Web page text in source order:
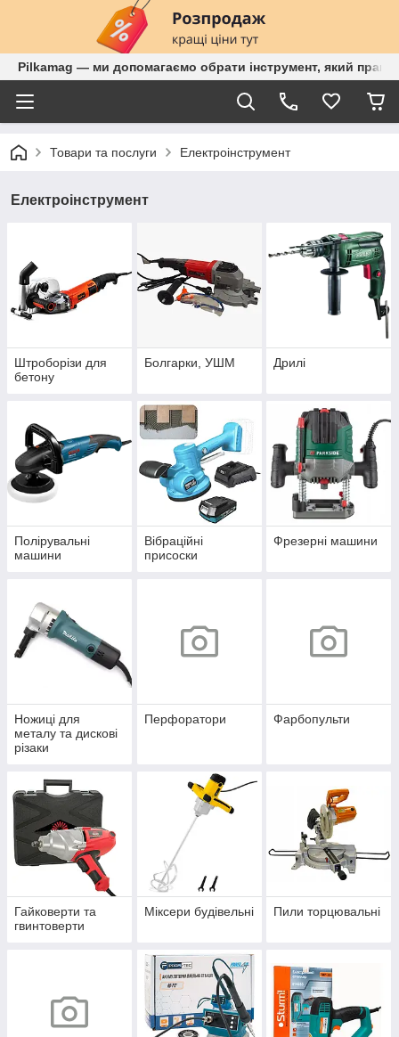
Pilkamag — ми допомагаємо обрати інструмент, який
Товари та послуги Електроінструмент
Електроінструмент
Штроборізи для
бетону
Болгарки, УШМ Дрилі
Полірувальні
машини
Вібраційні
присоски
Фрезерні машини
Ножиці для
металу та дискові
різаки
Перфоратори Фарбопульти
Гайковерти та
гвинтоверти
Міксери будівельні Пили торцювальні